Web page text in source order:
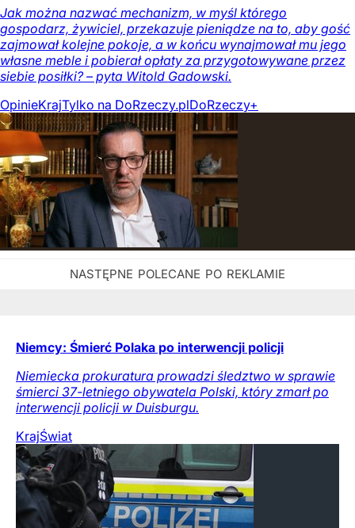
Jak można nazwać mechanizm, w myśl którego
gospodarz, żywiciel, przekazuje pieniądze na to, aby gość
zajmował kolejne pokoje, a w końcu wynajmował mu jego
własne meble i pobierał opłaty za przygotowywane przez
siebie posiłki? – pyta Witold Gadowski.
OpinieKrajTylko na DoRzeczy.plDoRzeczy+
Niemcy: Śmierć Polaka po interwencji policji
Niemiecka prokuratura prowadzi śledztwo w sprawie
śmierci 37-letniego obywatela Polski, który zmarł po
interwencji policji w Duisburgu.
KrajŚwiat